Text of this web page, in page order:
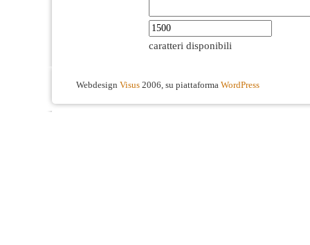
caratteri disponibili
Webdesign Visus 2006, su piattaforma WordPress